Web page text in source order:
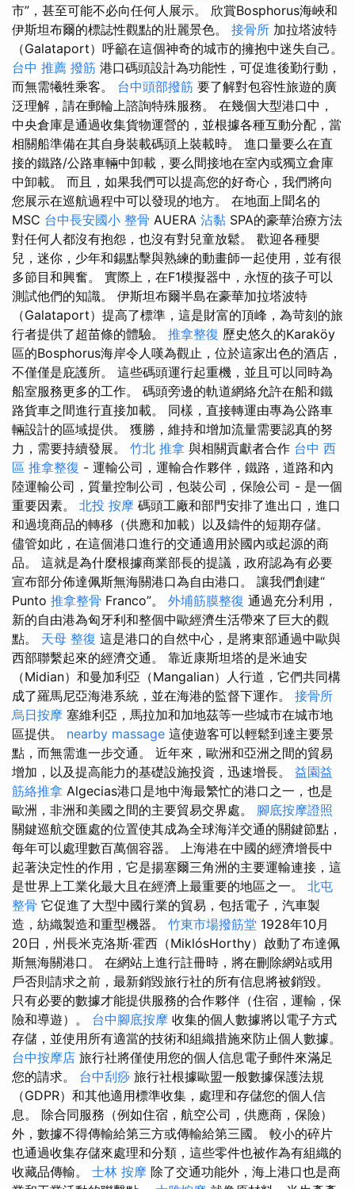
市”，甚至可能不必向任何人展示。 欣賞Bosphorus海峽和
伊斯坦布爾的標誌性觀點的壯麗景色。 接骨所 加拉塔波特
（Galataport）呼籲在這個神奇的城市的擁抱中迷失自己。
台中 推薦 撥筋 港口碼頭設計為功能性，可促進後勤行動，
而無需犧牲乘客。 台中頭部撥筋 要了解對包容性旅遊的廣
泛理解，請在郵輪上諮詢特殊服務。 在幾個大型港口中，
中央倉庫是通過收集貨物運營的，並根據各種互動分配，當
相關船準備在其自身裝載碼頭上裝載時。 進口量要么在直
接的鐵路/公路車輛中卸載，要么間接地在室內或獨立倉庫
中卸載。 而且，如果我們可以提高您的好奇心，我們將向
您展示在巡航過程中可以發現的地方。 在地面上聞名的
MSC 台中長安國小 整骨 AUERA 沾黏 SPA的豪華治療方法
對任何人都沒有抱怨，也沒有對兒童放鬆。 歡迎各種嬰
兒，迷你，少年和錫點擊與熟練的動畫師一起使用，並有很
多節目和興奮。 實際上，在F1模擬器中，永恆的孩子可以
測試他們的知識。 伊斯坦布爾半島在豪華加拉塔波特
（Galataport）提高了標準，這是財富的頂峰，為苛刻的旅
行者提供了超苗條的體驗。 推拿整復 歷史悠久的Karaköy
區的Bosphorus海岸令人嘆為觀止，位於這家出色的酒店，
不僅僅是庇護所。 這些碼頭運行起重機，並且可以同時為
船室服務更多的工作。 碼頭旁邊的軌道網絡允許在船和鐵
路貨車之間進行直接加載。 同樣，直接轉運由專為公路車
輛設計的區域提供。 獲勝，維持和增加流量需要認真的努
力，需要持續發展。 竹北 推拿 與相關貢獻者合作 台中 西
區 推拿整復 - 運輸公司，運輸合作夥伴，鐵路，道路和內
陸運輸公司，質量控制公司，包裝公司，保險公司 - 是一個
重要因素。 北投 按摩 碼頭工廠和部門安排了進出口，進口
和過境商品的轉移（供應和加載）以及鑄件的短期存儲。
儘管如此，在這個港口進行的交通適用於國內或起源的商
品。 這就是為什麼根據商業部長的提議，政府認為有必要
宣布部分佈達佩斯無海關港口為自由港口。 讓我們創建“
Punto 推拿整骨 Franco”。 外埔筋膜整復 通過充分利用，
新的自由港為匈牙利和整個中歐經濟生活帶來了巨大的觀
點。 天母 整復 這是港口的自然中心，是將東部通過中歐與
西部聯繫起來的經濟交通。 靠近康斯坦塔的是米迪安
（Midian）和曼加利亞（Mangalian）人行道，它們共同構
成了羅馬尼亞海港系統，並在海港的監督下運作。 接骨所
烏日按摩 塞維利亞，馬拉加和加地茲等一些城市在城市地
區提供。 nearby massage 這使遊客可以輕鬆到達主要景
點，而無需進一步交通。 近年來，歐洲和亞洲之間的貿易
增加，以及提高能力的基礎設施投資，迅速增長。 益園益
筋絡推拿 Algecias港口是地中海最繁忙的港口之一，也是
歐洲，非洲和美國之間的主要貿易交界處。 腳底按摩證照
關鍵巡航交匯處的位置使其成為全球海洋交通的關鍵節點，
每年可以處理數百萬個容器。 上海港在中國的經濟增長中
起著決定性的作用，它是揚塞爾三角洲的主要運輸連接，這
是世界上工業化最大且在經濟上最重要的地區之一。 北屯
整骨 它促進了大型中國行業的貿易，包括電子，汽車製
造，紡織製造和重型機器。 竹東市場撥筋堂 1928年10月
20日，州長米克洛斯·霍西（MiklósHorthy）啟動了布達佩
斯無海關港口。 在網站上進行註冊時，將在刪除網站或用
戶否則請求之前，最新銷毀旅行社的所有信息將被銷毀。
只有必要的數據才能提供服務的合作夥伴（住宿，運輸，保
險和導遊）。 台中腳底按摩 收集的個人數據將以電子方式
存儲，並使用所有適當的技術和組織措施來防止個人數據。
台中按摩店 旅行社將僅使用您的個人信息電子郵件來滿足
您的請求。 台中刮痧 旅行社根據歐盟一般數據保護法規
（GDPR）和其他適用標準收集，處理和存儲您的個人信
息。 除合同服務（例如住宿，航空公司，供應商，保險）
外，數據不得傳輸給第三方或傳輸給第三國。 較小的碎片
也通過收集存儲來處理和分類，這些零件也被作為有組織的
收藏品傳輸。 士林 按摩 除了交通功能外，海上港口也是商